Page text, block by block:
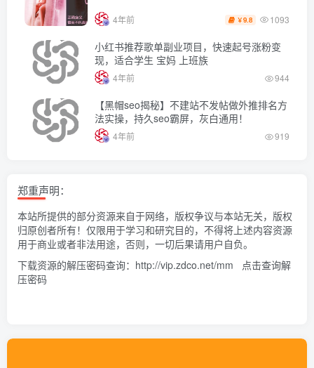
4年前 ￥9.8 1093
小红书推荐歌单副业项目，快速起号涨粉变
现，适合学生 宝妈 上班族
4年前 944
【黑帽seo揭秘】不建站不发帖做外推排名方
法实操，持久seo霸屏，灰白通用！
4年前 919
郑重声明：
本站所提供的部分资源来自于网络，版权争议与本站无关，版权
归原创者所有！仅限用于学习和研究目的，不得将上述内容资源
用于商业或者非法用途，否则，一切后果请用户自负。
下载资源的解压密码查询： http://vip.zdco.net/mm
点击查询解
压密码